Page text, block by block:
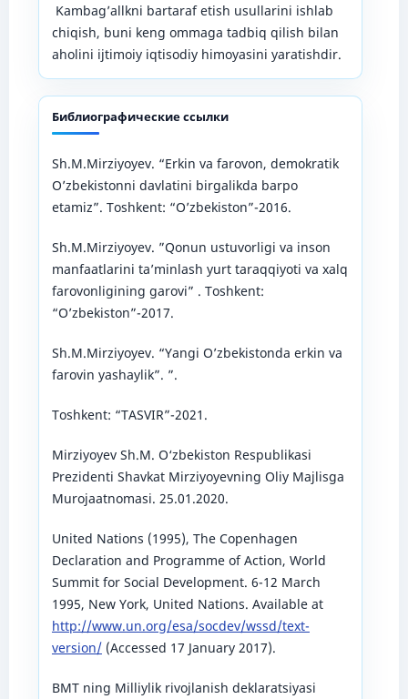
Kambag’allkni bartaraf etish usullarini ishlab
chiqish, buni keng ommaga tadbiq qilish bilan
aholini ijtimoiy iqtisodiy himoyasini yaratishdir.
Библиографические ссылки
Sh.M.Mirziyoyev. “Erkin va farovon, demokratik
O’zbekistonni davlatini birgalikda barpo
etamiz”. Toshkent: “O’zbekiston”-2016.
Sh.M.Mirziyoyev. ”Qonun ustuvorligi va inson
manfaatlarini ta’minlash yurt taraqqiyoti va xalq
farovonligining garovi” . Toshkent:
“O’zbekiston”-2017.
Sh.M.Mirziyoyev. “Yangi O’zbekistonda erkin va
farovin yashaylik”. ”.
Toshkent: “TASVIR”-2021.
Mirziyoyev Sh.M. O‘zbekiston Respublikasi
Prezidenti Shavkat Mirziyoyevning Oliy Majlisga
Murojaatnomasi. 25.01.2020.
United Nations (1995), The Copenhagen
Declaration and Programme of Action, World
Summit for Social Development. 6-12 March
1995, New York, United Nations. Available at
http://www.un.org/esa/socdev/wssd/text-
version/(Accessed 17 January 2017).
BMT ning Milliylik rivojlanish deklaratsiyasi